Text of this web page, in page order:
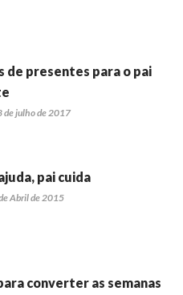
de presentes para o pai
de julho de 2017
pai cuida
Abril de 2015
converter as semanas